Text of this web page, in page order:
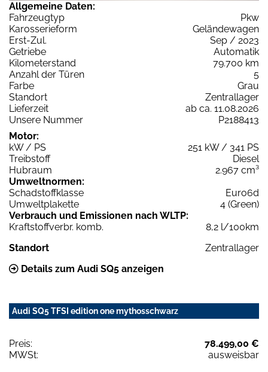
Allgemeine Daten:
Fahrzeugtyp
Pkw
Karosserieform
Geländewagen
Erst-Zul.
Sep / 2023
Getriebe
Automatik
Kilometerstand
79.700 km
Anzahl der Türen
5
Farbe
Grau
Standort
Zentrallager
Lieferzeit
ab ca. 11.08.2026
Unsere Nummer
P2188413
Motor:
kW / PS
251 kW / 341 PS
Treibstoff
Diesel
Hubraum
2.967 cm³
Umweltnormen:
Schadstoffklasse
Euro6d
Umweltplakette
4 (Green)
Verbrauch und Emissionen nach WLTP:
Kraftstoffverbr. komb.
8,2 l/100km
Standort
Zentrallager
Details zum Audi SQ5 anzeigen
Audi SQ5 TFSI edition one mythosschwarz
Preis:
78.499,00 €
MWSt:
ausweisbar